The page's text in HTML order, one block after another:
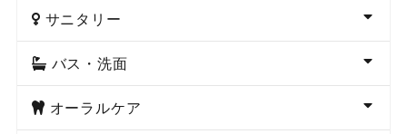
サニタリー
バス・洗面
オーラルケア